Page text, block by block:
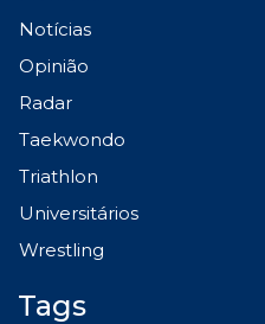
Notícias
Opinião
Radar
Taekwondo
Triathlon
Universitários
Wrestling
Tags